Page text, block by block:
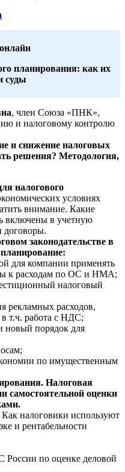
планирования: как их
суды
, член Союза «ПНК»,
и налоговому контролю
и снижение налоговых
решения? Методология,
налогового
условиях
внимание. Какие
включены в учетную
договоры.
законодательстве в
планирование:
для компании применять
к расходам по ОС и НМА;
налоговый
рекламных расходов,
т.ч. работа с НДС;
порядок для
;
по имущественным
Налоговая
самостоятельной оценки
Как налоговики используют
и рентабельности
по оценке деловой